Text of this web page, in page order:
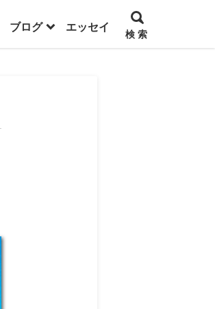
ブログ エッセイ
検 索